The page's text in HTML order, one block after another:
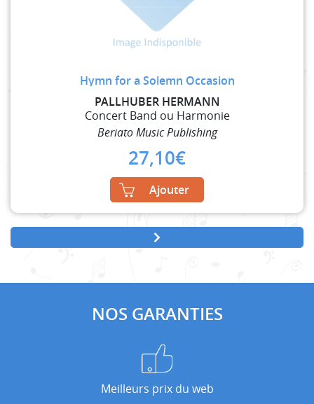
Hymn for a Solemn Occasion
PALLHUBER HERMANN
Concert Band ou Harmonie
Beriato Music Publishing
27,10€
Ajouter
NOS GARANTIES
Meilleurs prix du web